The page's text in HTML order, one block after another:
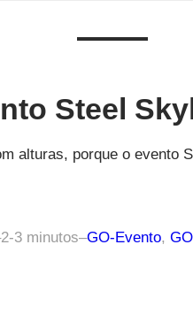
Steel
alturas, porque o evento
2-3 minutos–GO-Evento,